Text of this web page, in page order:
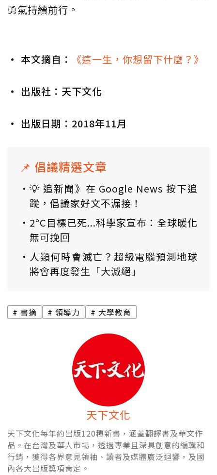
勇氣持續前行。
• 本文摘自： 《這一生，你想留下什麼？》
• 出版社：天下文化
• 出版日期：2018年11月
📌 倡議精選文章
💡 追新聞》在 Google News 按下追
蹤，倡議家好文不漏接！
2°C目標已死...科學家宣布：全球暖化
無可挽回
人類何時會滅亡？超級電腦預測地球
將會再度發生「大滅絕」
書摘 領導力 大學教育
天下文化
天下文化每年約出版120種新書，涵蓋翻譯書及華文作
品。在台灣及華人市場，透過專業且深具創意的編輯和
行銷，獲得各界意見領袖、讀者及媒體廣泛迴響，及國
內各大出版獎項肯定。